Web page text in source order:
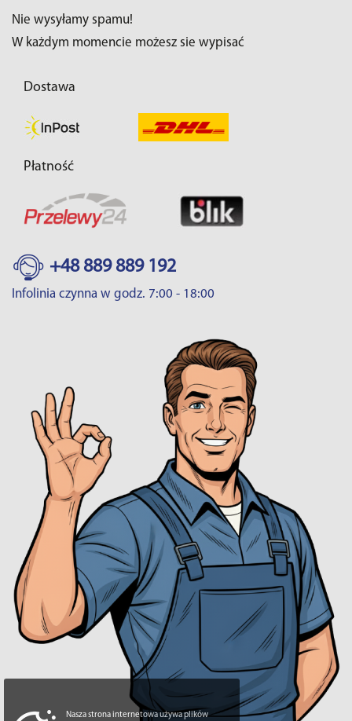
Nie wysyłamy spamu!
W każdym momencie możesz sie wypisać
Dostawa
Płatność
+48 889 889 192
Infolinia czynna w godz. 7:00 - 18:00
Nasza strona internetowa używa plików